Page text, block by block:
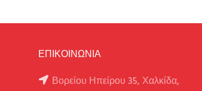
ΕΠΙΚΟΙΝΩΝΙΑ
Βορείου Ηπείρου 35, Χαλκίδα,